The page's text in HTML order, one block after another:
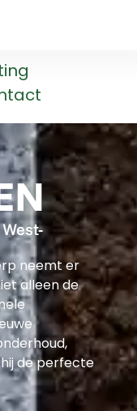
neemt er
alleen de
de perfecte